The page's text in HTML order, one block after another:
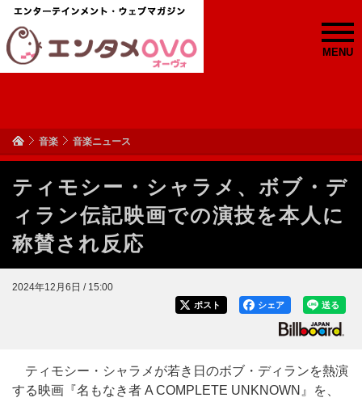
MENU
音楽 音楽ニュース
ティモシー・シャラメ、ボブ・デ
ィラン伝記映画での演技を本人に
称賛され反応
2024年12月6日 / 15:00
送る
シェア
ポスト
ティモシー・シャラメが若き日のボブ・ディランを熱演
する映画『名もなき者 A COMPLETE UNKNOWN』を、